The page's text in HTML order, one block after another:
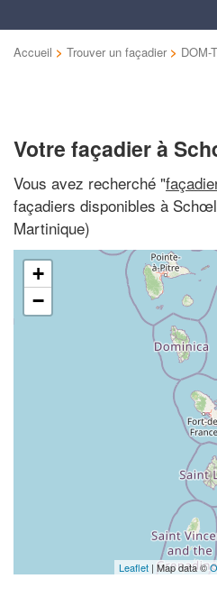
Accueil > Trouver un façadier > DOM-
Votre façadier à
Vous avez recherché "
façadiers disponibles à
Martinique)
+
−
Leaflet | Map data ©